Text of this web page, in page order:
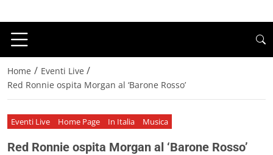
Home / Eventi Live /
Red Ronnie ospita Morgan al ‘Barone Rosso’
Eventi Live Home Page In Italia Musica
Red Ronnie ospita Morgan al ‘Barone Rosso’